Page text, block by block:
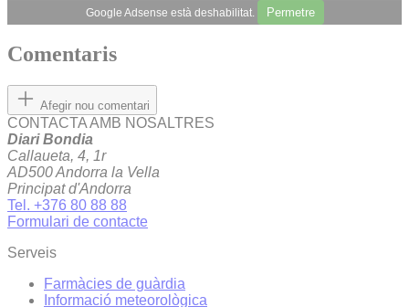
Google Adsense està deshabilitat. Permetre
Comentaris
Afegir nou comentari
CONTACTA AMB NOSALTRES
Diari Bondia
Callaueta, 4, 1r
AD500 Andorra la Vella
Principat d'Andorra
Tel. +376 80 88 88
Formulari de contacte
Serveis
Farmàcies de guàrdia
Informació meteorològica